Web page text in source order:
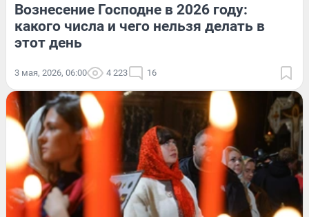
Вознесение Господне в 2026 году:
какого числа и чего нельзя делать в
этот день
3 мая, 2026, 06:00 4 223 16